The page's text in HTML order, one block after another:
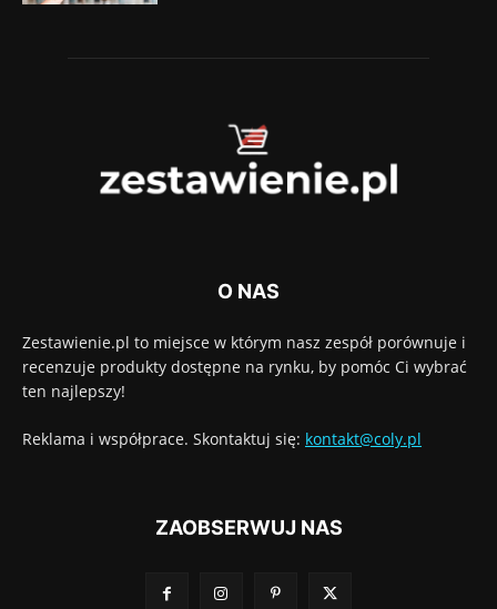
O NAS
Zestawienie.pl to miejsce w którym nasz zespół porównuje i
recenzuje produkty dostępne na rynku, by pomóc Ci wybrać
ten najlepszy!
Reklama i współprace. Skontaktuj się: kontakt@coly.pl
ZAOBSERWUJ NAS